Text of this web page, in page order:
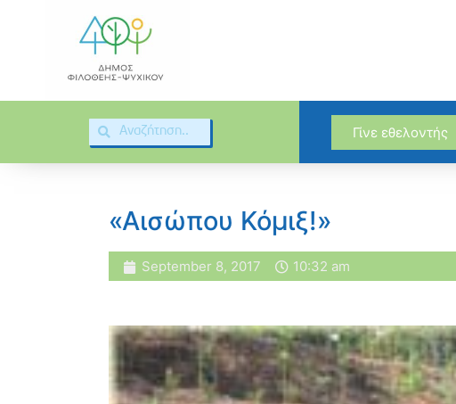
Γίνε εθελοντής
«Αισώπου Κόμιξ!»
September 8, 2017 10:32 am